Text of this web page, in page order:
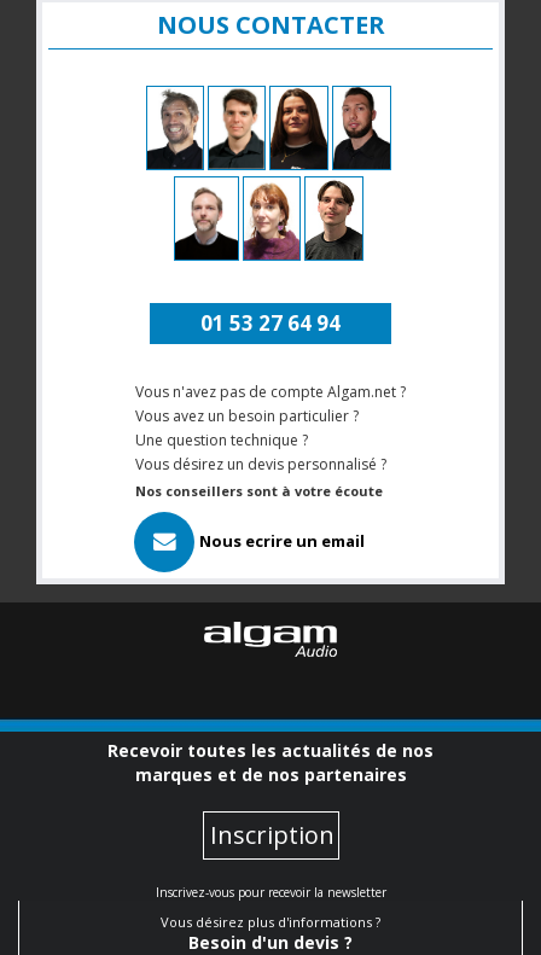
NOUS CONTACTER
01 53 27 64 94
Vous n'avez pas de compte Algam.net ?
Vous avez un besoin particulier ?
Une question technique ?
Vous désirez un devis personnalisé ?
Nos conseillers sont à votre écoute
Nous ecrire un email
Recevoir toutes les actualités de nos
marques et de nos partenaires
Inscription
Inscrivez-vous pour recevoir la newsletter
Vous désirez plus d'informations ?
Besoin d'un devis ?